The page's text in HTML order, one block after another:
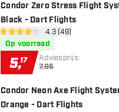
Condor Zero Stress Flight
Black - Dart Flights
open reviews drawer
4.3 score sterren4.3 (49)
Op voorraad
5,17 Adviesprijs:
7,95
Condor Neon Axe Flight
Orange - Dart Flights